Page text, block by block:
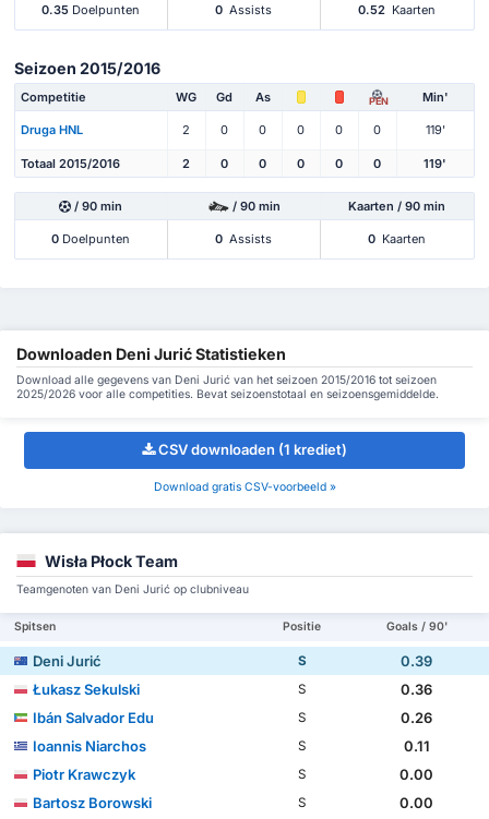
0.35 Doelpunten 0 Assists 0.52 Kaarten
Seizoen 2015/2016
Competitie WG Gd As PEN Min'
Druga HNL 2 0 0 0 0 0 119'
Totaal 2015/2016 2 0 0 0 0 0 119'
/ 90 min / 90 min Kaarten / 90 min
0 Doelpunten 0 Assists 0 Kaarten
Downloaden Deni Jurić Statistieken
Download alle gegevens van Deni Jurić van het seizoen 2015/2016 tot seizoen
2025/2026 voor alle competities. Bevat seizoenstotaal en seizoensgemiddelde.
CSV downloaden (1 krediet)
Download gratis CSV-voorbeeld »
Wisła Płock Team
Teamgenoten van Deni Jurić op clubniveau
Spitsen Positie Goals / 90'
Deni Jurić S
0.39
Łukasz Sekulski
S
0.36
Ibán Salvador Edu
S
0.26
Ioannis Niarchos
S
0.11
Piotr Krawczyk
S
0.00
Bartosz Borowski
S
0.00